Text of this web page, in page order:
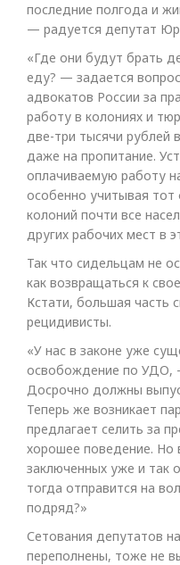
последние полгода и
— радуется депутат
«Где они будут брать
еду? — задается
адвокатов России за
работу в колониях и
две-три тысячи рублей
даже на пропитание.
оплачиваемую работу
особенно учитывая тот
колоний почти все
других рабочих мест в
Так что сидельцам не
как возвращаться к
Кстати, большая
рецидивисты.
«У нас в законе уже
освобождение по
Досрочно должны
Теперь же возникает
предлагает селить за
хорошее поведение. Но
заключенных уже и так
тогда отправится на
подряд?»
Сетования депутатов
переполнены, тоже не